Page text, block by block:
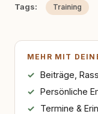
Tags: Training
MEHR MIT
Beiträge,
Persönliche
Termine &